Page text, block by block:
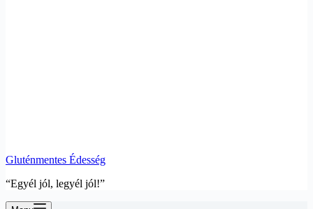
Gluténmentes Édesség
“Egyél jól, legyél jól!”